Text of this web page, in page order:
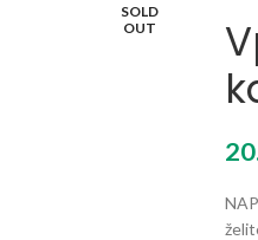
SOLD
OUT